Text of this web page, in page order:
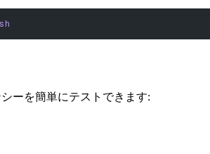
sh
ーを簡単にテストできます: